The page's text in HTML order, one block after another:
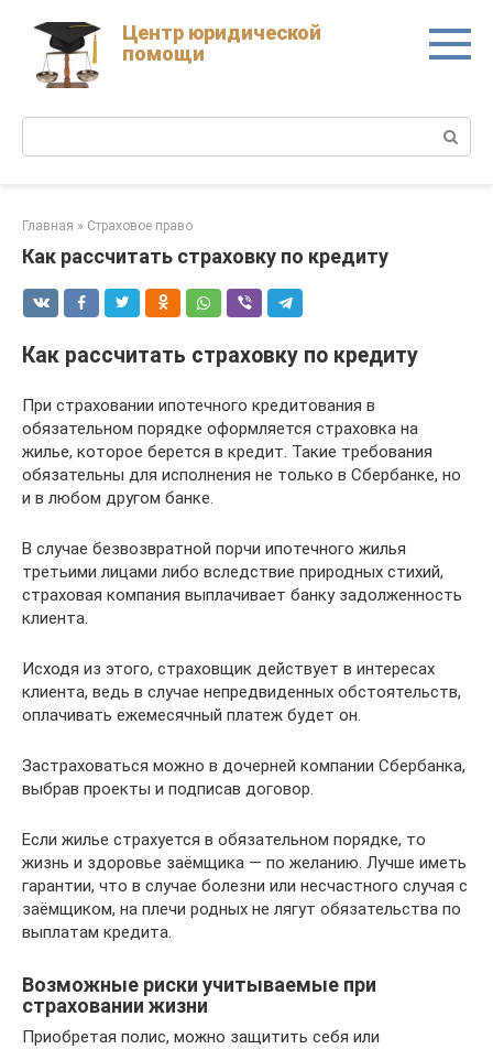
content
Центр юридической
помощи
Главная » Страховое право
Как рассчитать страховку по кредиту
Как рассчитать страховку по кредиту
При страховании ипотечного кредитования в
обязательном порядке оформляется страховка на
жилье, которое берется в кредит. Такие требования
обязательны для исполнения не только в Сбербанке, но
и в любом другом банке.
В случае безвозвратной порчи ипотечного жилья
третьими лицами либо вследствие природных стихий,
страховая компания выплачивает банку задолженность
клиента.
Исходя из этого, страховщик действует в интересах
клиента, ведь в случае непредвиденных обстоятельств,
оплачивать ежемесячный платеж будет он.
Застраховаться можно в дочерней компании Сбербанка,
выбрав проекты и подписав договор.
Если жилье страхуется в обязательном порядке, то
жизнь и здоровье заёмщика — по желанию. Лучше иметь
гарантии, что в случае болезни или несчастного случая с
заёмщиком, на плечи родных не лягут обязательства по
выплатам кредита.
Возможные риски учитываемые при
страховании жизни
Приобретая полис, можно защитить себя или